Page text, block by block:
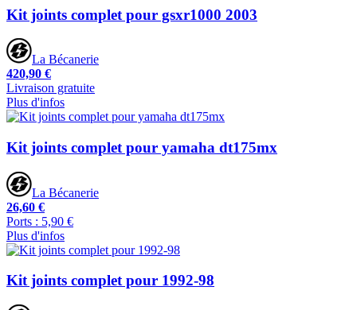
Kit joints complet pour gsxr1000 2003
La Bécanerie
420,90 €
Livraison gratuite
Plus d'infos
Kit joints complet pour yamaha dt175mx
La Bécanerie
26,60 €
Ports : 5,90 €
Plus d'infos
Kit joints complet pour 1992-98